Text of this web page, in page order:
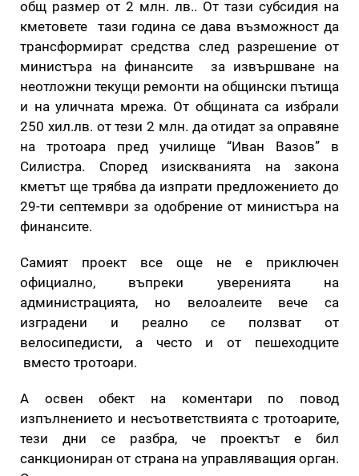
общ размер от 2 млн. лв.. От тази субсидия на
кметовете тази година се дава възможност да
трансформират средства след разрешение от
министъра на финансите за извършване на
неотложни текущи ремонти на общински пътища
и на уличната мрежа. От общината са избрали
250 хил.лв. от тези 2 млн. да отидат за оправяне
на тротоара пред училище “Иван Вазов” в
Силистра. Според изискванията на закона
кметът ще трябва да изпрати предложението до
29-ти септември за одобрение от министъра на
финансите.
Самият проект все още не е приключен
официално, въпреки уверенията на
администрацията, но велоалеите вече са
изградени и реално се ползват от
велосипедисти, а често и от пешеходците
вместо тротоари.
А освен обект на коментари по повод
изпълнението и несъответствията с тротоарите,
тези дни се разбра, че проектът е бил
санкциониран от страна на управляващия орган.